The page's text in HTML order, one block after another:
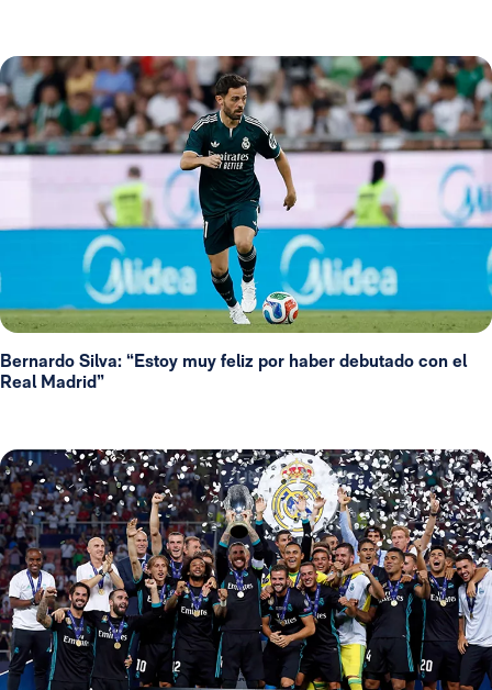
Bernardo Silva: “Estoy muy feliz por haber debutado con el
Real Madrid”